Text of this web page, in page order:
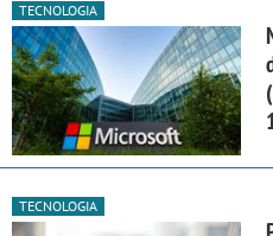
TECNOLOGIA
TECNOLOGIA